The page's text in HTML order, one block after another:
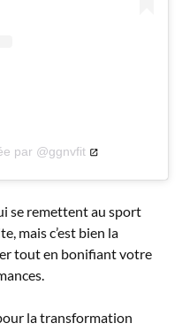
par @ggnvfit
se remettent au sport
mais c’est bien la
tout en bonifiant votre
la transformation